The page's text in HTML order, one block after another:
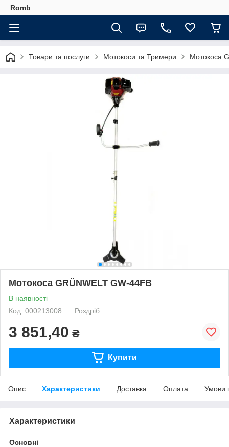
Romb
Товари та послуги Мотокоси та Тримери Мотокоса
Мотокоса GRÜNWELT GW-44FB
В наявності
Код: 000213008
Роздріб
3 851,40 ₴
Купити
Опис Характеристики Доставка Оплата Умови
Характеристики
Основні